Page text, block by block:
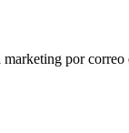
marketing por